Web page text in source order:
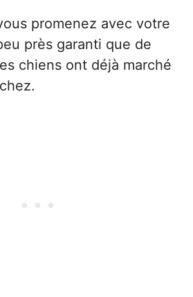
promenez avec votre
près garanti que de
chiens ont déjà marché